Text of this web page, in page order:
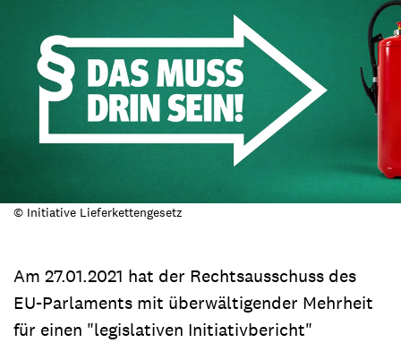
© Initiative Lieferkettengesetz
Am 27.01.2021 hat der Rechtsausschuss des
EU-Parlaments mit überwältigender Mehrheit
für einen "legislativen Initiativbericht"